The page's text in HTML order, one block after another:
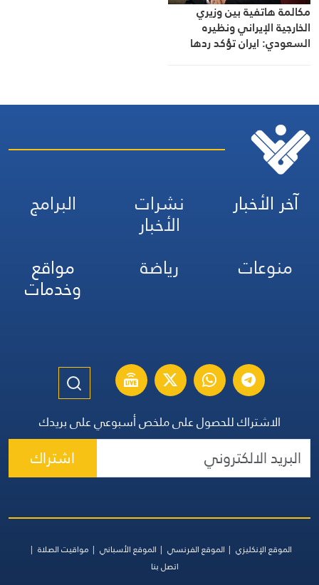
مكالمة هاتفية بين وزيري
الخارجية الإيراني ونظيره
السعودي: ايران تؤكد ردها
آخر الأخبار نشرات
الأخبار
البرامج
منوعات
رياضة مواقع
وخدمات
الاشتراك للحصول على ملخص أسبوعي على بريدك
اشتراك
الموقع الإنكليزي الموقع الفرنسي الموقع الأسباني
مواقيت الصلاة
اتصل بنا